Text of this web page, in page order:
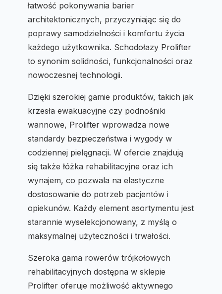
łatwość pokonywania barier
architektonicznych, przyczyniając się do
poprawy samodzielności i komfortu życia
każdego użytkownika. Schodołazy Prolifter
to synonim solidności, funkcjonalności oraz
nowoczesnej technologii.
Dzięki szerokiej gamie produktów, takich jak
krzesła ewakuacyjne czy podnośniki
wannowe, Prolifter wprowadza nowe
standardy bezpieczeństwa i wygody w
codziennej pielęgnacji. W ofercie znajdują
się także łóżka rehabilitacyjne oraz ich
wynajem, co pozwala na elastyczne
dostosowanie do potrzeb pacjentów i
opiekunów. Każdy element asortymentu jest
starannie wyselekcjonowany, z myślą o
maksymalnej użyteczności i trwałości.
Szeroka gama rowerów trójkołowych
rehabilitacyjnych dostępna w sklepie
Prolifter oferuje możliwość aktywnego